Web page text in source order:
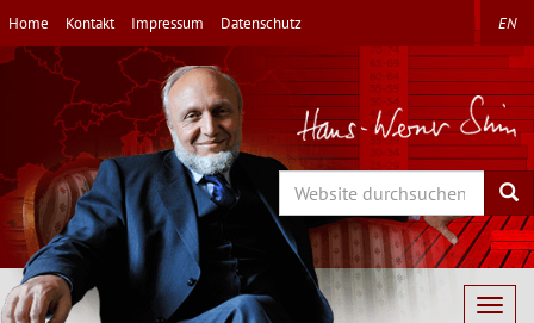
Direkt
zum
Inhalt
Home Kontakt Impressum Datenschutz EN
Search